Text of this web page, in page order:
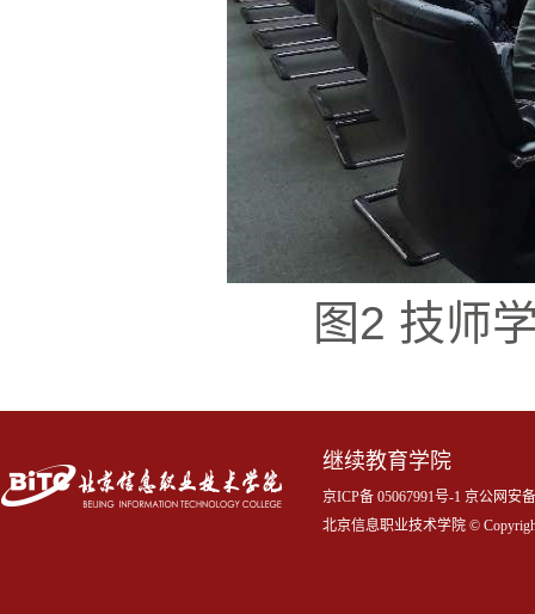
图2 技师
继续教育学院
京ICP备 05067991号-1 京公网安
北京信息职业技术学院 ©